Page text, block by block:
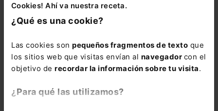
Cookies! Ahí va nuestra receta.
¿Qué es una cookie?
Las cookies son pequeños fragmentos de texto que
los sitios web que visitas envían al navegador con el
objetivo de recordar la información sobre tu visita.
¿Para qué las utilizamos?
En este enfoque ahondará Meredith Whalen,
Chief Research Officer de IDC con 'The Future
Enterprise: How Leading Organizations Apply
Technology to Gain Insight, Empathize with
Customers and Engage Employees', donde
medianas y grandes están invirtiendo sus